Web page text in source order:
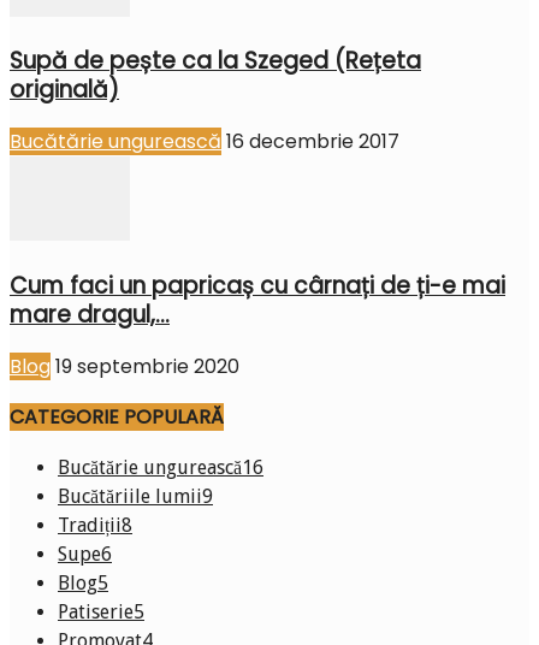
Supă de pește ca la Szeged (Rețeta
originală)
Bucătărie ungurească 16 decembrie 2017
Cum faci un papricaș cu cârnați de ți-e mai
mare dragul,...
Blog19 septembrie 2020
CATEGORIE POPULARĂ
Bucătărie ungurească16
Bucătăriile lumii9
Tradiții8
Supe6
Blog5
Patiserie5